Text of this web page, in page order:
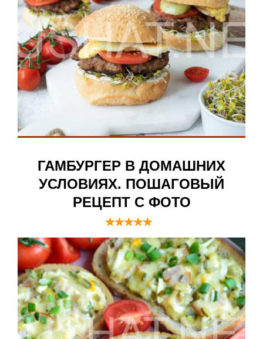
ГАМБУРГЕР В ДОМАШНИХ
УСЛОВИЯХ. ПОШАГОВЫЙ
РЕЦЕПТ С ФОТО